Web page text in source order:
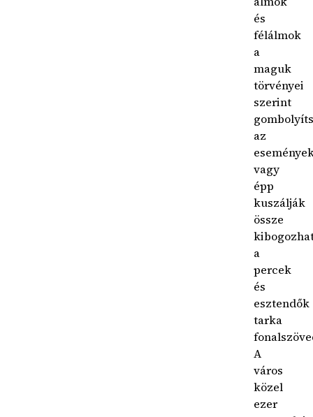
és
félálmok
a
maguk
törvényei
szerint
az
vagy
épp
kuszálják
össze
a
percek
és
esztendők
tarka
A
város
közel
ezer